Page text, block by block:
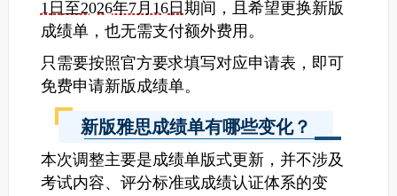
1日至2026年7月16日 期间，且希望更换新版
成绩单，也无需支付额外费用。
只需要按照官方要求填写对应申请表，即可
免费申请新版成绩单。
新版雅思成绩单有哪些变化？
本次调整主要是成绩单版式更新，并不涉及
考试内容、评分标准或成绩认证体系的变